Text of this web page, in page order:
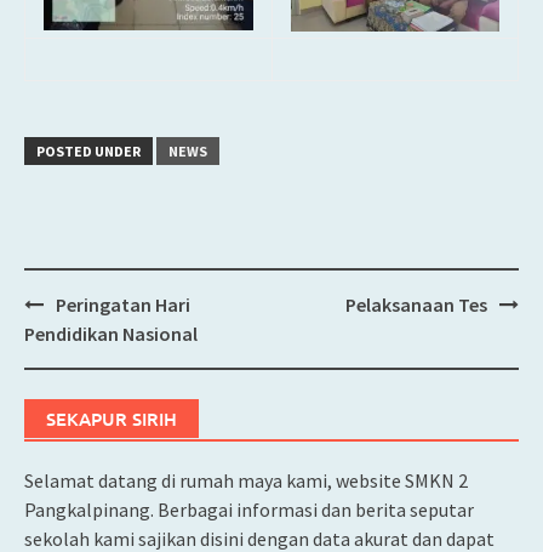
POSTED UNDER NEWS
Post
Peringatan Hari
Pendidikan Nasional
Pelaksanaan Tes
SEKAPUR SIRIH
Selamat datang di rumah maya kami, website SMKN 2
Pangkalpinang. Berbagai informasi dan berita seputar
sekolah kami sajikan disini dengan data akurat dan dapat